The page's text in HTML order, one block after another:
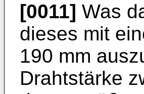
[0011] Was
dieses mit
190 mm
Drahtstärke